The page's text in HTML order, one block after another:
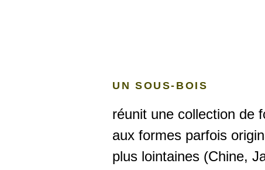
UN SOUS-BOIS
réunit une collection de
aux formes parfois
plus lointaines (Chine,